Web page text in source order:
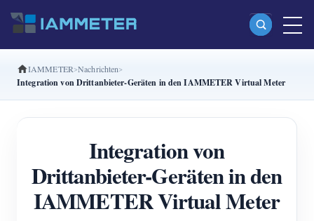
Produkte
Dreiphasiger Wi-Fi-Energiezähler (WEM3080T)
Dreiphasiger Wi-Fi-Energiezähler (WEM3046T)
Dreiphasiger Wi-Fi-Energiezähler (WEM3050T)
IAMMETER Nachrichten
Integration von Drittanbieter-Geräten in den IAMMETER Virtual Meter
Integration von
Drittanbieter-Geräten in den
IAMMETER Virtual Meter